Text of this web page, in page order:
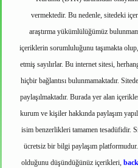
vermektedir. Bu nedenle, sitedeki
araştırma yükümlülüğümüz
içeriklerin sorumluluğunu taşımakta
etmiş sayılırlar. Bu internet sitesi,
hiçbir bağlantısı bulunmamaktadır.
paylaşılmaktadır. Burada yer alan
kurum ve kişiler hakkında paylaşım
isim benzerlikleri tamamen tesadüfidir.
ücretsiz bir bilgi paylaşım
olduğunu düşündüğünüz içerikleri,